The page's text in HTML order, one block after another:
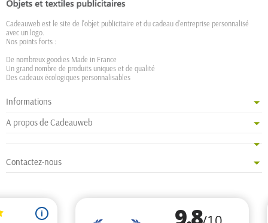
Cadeauweb est le site de l'objet publicitaire et du cadeau d'entreprise personnalisé
avec un logo.
Nos points forts :
De nombreux goodies Made in France
Un grand nombre de produits uniques et de qualité
Des cadeaux écologiques personnalisables
Informations
A propos de Cadeauweb
Contactez-nous